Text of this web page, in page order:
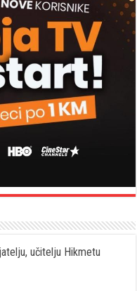
učitelju Hikmetu